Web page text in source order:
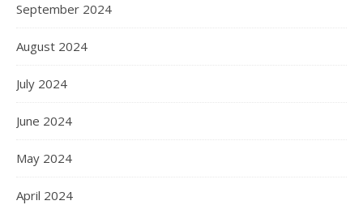
September 2024
August 2024
July 2024
June 2024
May 2024
April 2024